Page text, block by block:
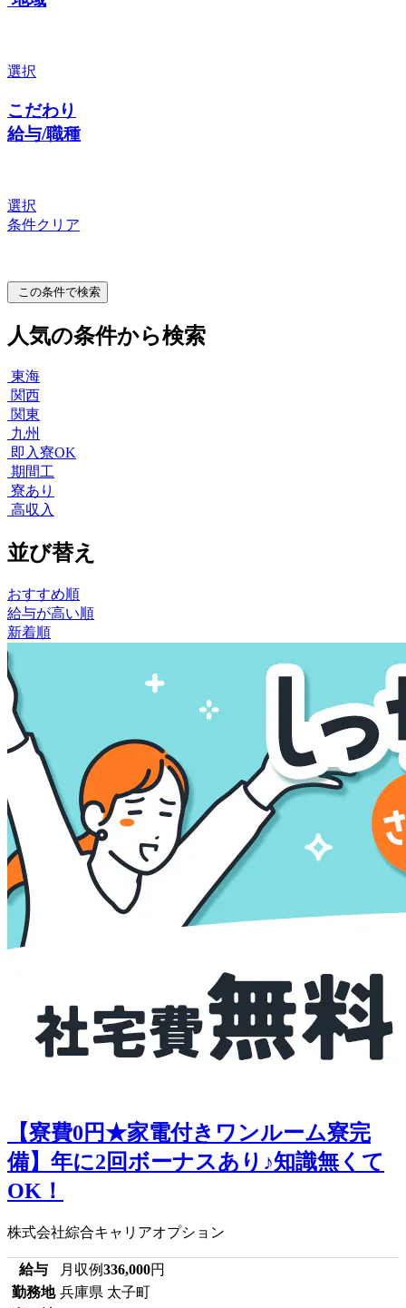
選択
こだわり
給与/職種
選択
条件クリア
この条件で検索
人気の条件から検索
東海
関西
関東
九州
即入寮OK
期間工
寮あり
高収入
並び替え
おすすめ順
給与が高い順
新着順
【寮費0円★家電付きワンルーム寮完
備】年に2回ボーナスあり♪知識無くて
OK！
株式会社綜合キャリアオプション
給与 月収例336,000円
勤務地 兵庫県 太子町